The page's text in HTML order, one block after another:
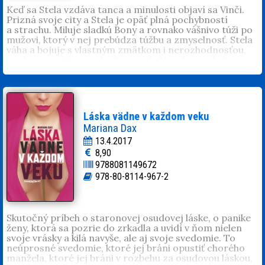
Keď sa Stela vzdáva tanca a minulosti objaví sa Vinči.
Prizná svoje city a Stela je opäť plná pochybností
a strachu. Miluje sladkú Bony a rovnako vášnivo túži po
mužovi, ktorý v nej prebúdza túžbu a zmyselnosť. Stela
váha a bojuje s vlastným zmätkom i nerozhodnosťou,
rozhodnutiu. Vtedy sa jej však zmocní šialenec a začína
peklo...
Angie Oravcová (1972) publikuje články, píše poviedky a
poéziu. Vyšli jej knihySpoveď opatrovateľky
(2016). Jej inšpiráciou je život a človečina.
Láska vädne v každom veku
Mariana Dax
13.4.2017
8,90
9788081149672
978-80-8114-967-2
Skutočný príbeh o staronovej osudovej láske, o panike
ženy, ktorá sa pozrie do zrkadla a uvidí v ňom nielen
svoje vrásky a kilá navyše, ale aj svoje svedomie. To
neúprosné svedomie, ktoré jej bráni opustiť chorého
manžela, ktoré jej bráni v rozbehu za osudovou láskou,